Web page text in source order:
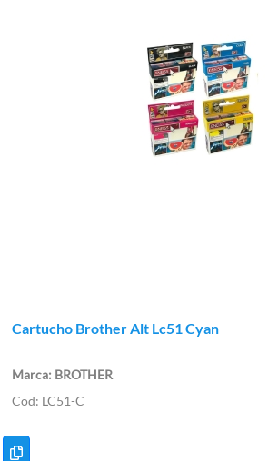
Cartucho Brother Alt Lc51 Cyan
BROTHER
LC51-C